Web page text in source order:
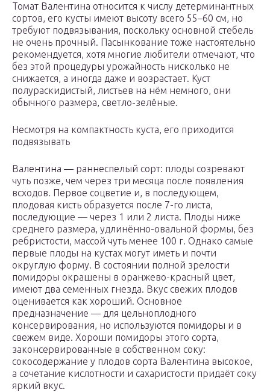
Томат Валентина относится к числу детерминантных
сортов, его кусты имеют высоту всего 55–60 см, но
требуют подвязывания, поскольку основной стебель
не очень прочный. Пасынкование тоже настоятельно
рекомендуется, хотя многие любители отмечают, что
без этой процедуры урожайность нисколько не
снижается, а иногда даже и возрастает. Куст
полураскидистый, листьев на нём немного, они
обычного размера, светло-зелёные.
Несмотря на компактность куста, его приходится
подвязывать
Валентина — раннеспелый сорт: плоды созревают
чуть позже, чем через три месяца после появления
всходов. Первое соцветие и, в последующем,
плодовая кисть образуется после 7-го листа,
последующие — через 1 или 2 листа. Плоды ниже
среднего размера, удлинённо-овальной формы, без
ребристости, массой чуть менее 100 г. Однако самые
первые плоды на кустах могут иметь и почти
округлую форму. В состоянии полной зрелости
помидоры окрашены в оранжево-красный цвет,
имеют два семенных гнезда. Вкус свежих плодов
оценивается как хороший. Основное
предназначение — для цельноплодного
консервирования, но используются помидоры и в
свежем виде. Хороши помидоры этого сорта,
законсервированные в собственном соку:
сокосодержание у плодов сорта Валентина высокое,
а сочетание кислотности и сахаристости придаёт соку
яркий вкус.